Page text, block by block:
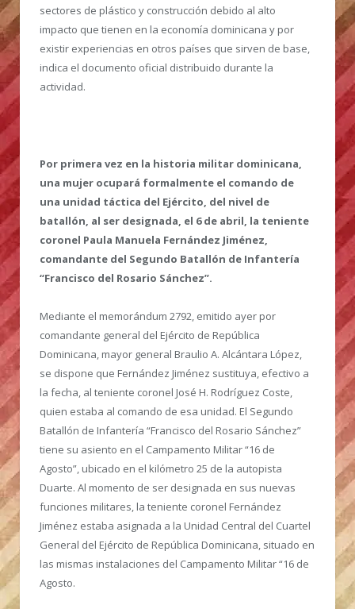
sectores de plástico y construcción debido al alto
impacto que tienen en la economía dominicana y por
existir experiencias en otros países que sirven de base,
indica el documento oficial distribuido durante la
actividad.
Por primera vez en la historia militar dominicana,
una mujer ocupará formalmente el comando de
una unidad táctica del Ejército, del nivel de
batallón, al ser designada, el 6 de abril, la teniente
coronel Paula Manuela Fernández Jiménez,
comandante del Segundo Batallón de Infantería
“Francisco del Rosario Sánchez”.
Mediante el memorándum 2792, emitido ayer por
comandante general del Ejército de República
Dominicana, mayor general Braulio A. Alcántara López,
se dispone que Fernández Jiménez sustituya, efectivo a
la fecha, al teniente coronel José H. Rodríguez Coste,
quien estaba al comando de esa unidad. El Segundo
Batallón de Infantería “Francisco del Rosario Sánchez”
tiene su asiento en el Campamento Militar “16 de
Agosto”, ubicado en el kilómetro 25 de la autopista
Duarte. Al momento de ser designada en sus nuevas
funciones militares, la teniente coronel Fernández
Jiménez estaba asignada a la Unidad Central del Cuartel
General del Ejército de República Dominicana, situado en
las mismas instalaciones del Campamento Militar “16 de
Agosto.